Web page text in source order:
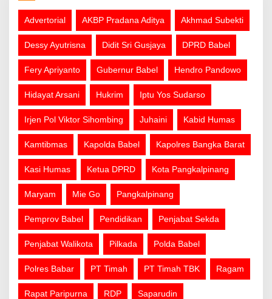
Advertorial AKBP Pradana Aditya Akhmad Subekti
Dessy Ayutrisna Didit Sri Gusjaya DPRD Babel
Fery Apriyanto Gubernur Babel Hendro Pandowo
Hidayat Arsani Hukrim Iptu Yos Sudarso
Irjen Pol Viktor Sihombing Juhaini Kabid Humas
Kamtibmas Kapolda Babel Kapolres Bangka Barat
Kasi Humas Ketua DPRD Kota Pangkalpinang
Maryam Mie Go Pangkalpinang
Pemprov Babel Pendidikan Penjabat Sekda
Penjabat Walikota Pilkada Polda Babel
Polres Babar PT Timah PT Timah TBK Ragam
Rapat Paripurna RDP Saparudin